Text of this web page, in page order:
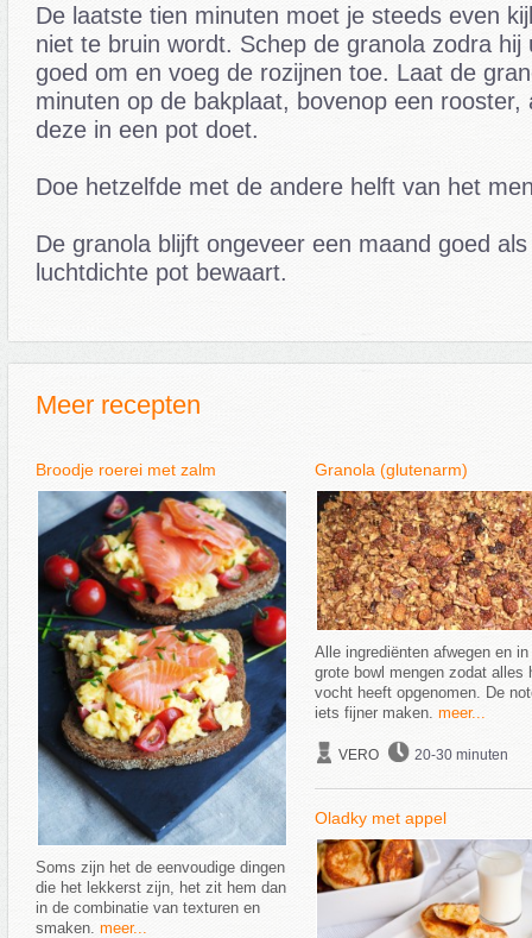
De laatste tien minuten moet je steeds even
niet te bruin wordt. Schep de granola zodra hij
goed om en voeg de rozijnen toe. Laat de
minuten op de bakplaat, bovenop een rooster,
deze in een pot doet.
Doe hetzelfde met de andere helft van het
De granola blijft ongeveer een maand goed
luchtdichte pot bewaart.
Meer recepten
Broodje roerei met zalm
Soms zijn het de eenvoudige dingen
die het lekkerst zijn, het zit hem dan
in de combinatie van texturen en
smaken. meer...
Granola (glutenarm)
Alle ingrediënten afwegen en in
grote bowl mengen zodat alles
vocht heeft opgenomen. De
iets fijner maken. meer...
VERO 20-30 minuten
Oladky met appel